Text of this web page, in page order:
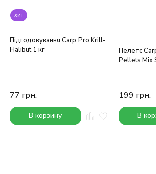
хит
Підгодовування Carp Pro Krill-
Halibut 1 кг
77 грн.
В корзину
Пелетс
Pellets Mix
199 грн.
В